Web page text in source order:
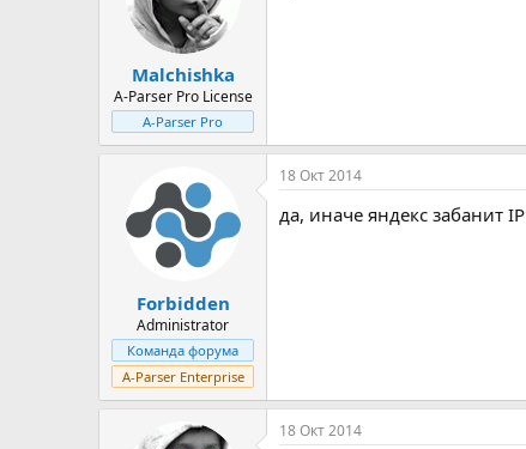
Malchishka
A-Parser Pro License
A-Parser Pro
Forbidden
Administrator
Команда форума
A-Parser Enterprise
18 Окт 2014
да, иначе яндекс забанит IP
18 Окт 2014